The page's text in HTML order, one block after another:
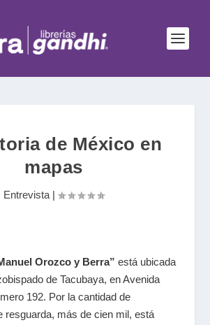
de México en
mapas
Entrevista |
Orozco y Berra” está ubicada
de Tacubaya, en Avenida
192. Por la cantidad de
resguarda, más de cien mil, está